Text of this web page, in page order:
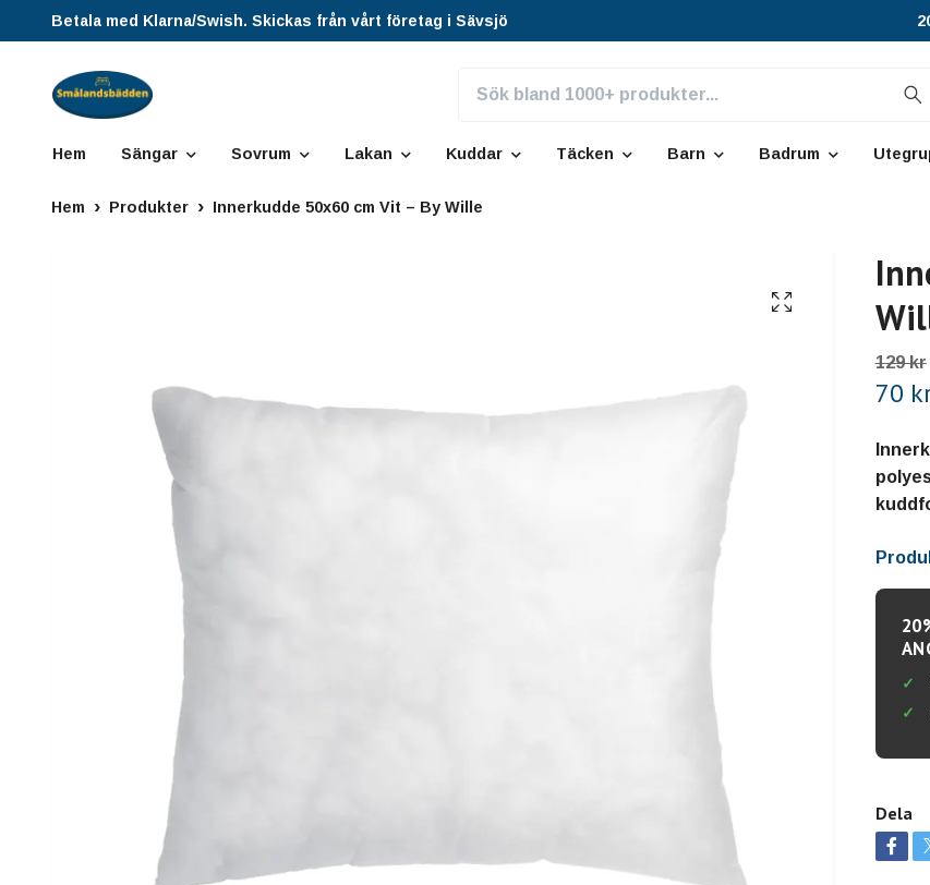
Betala med Klarna/Swish. Skickas från vårt företag i Sävsjö
Hem Sängar Sovrum Lakan Kuddar Täcken Barn Badrum
Hem Produkter Innerkudde 50x60 cm Vit – By Wille
129 kr
70
Dela